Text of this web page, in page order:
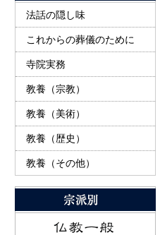
法話の隠し味
これからの葬儀のために
寺院実務
教養（宗教）
教養（美術）
教養（歴史）
教養（その他）